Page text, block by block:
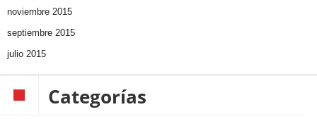
noviembre 2015
septiembre 2015
julio 2015
Categorías